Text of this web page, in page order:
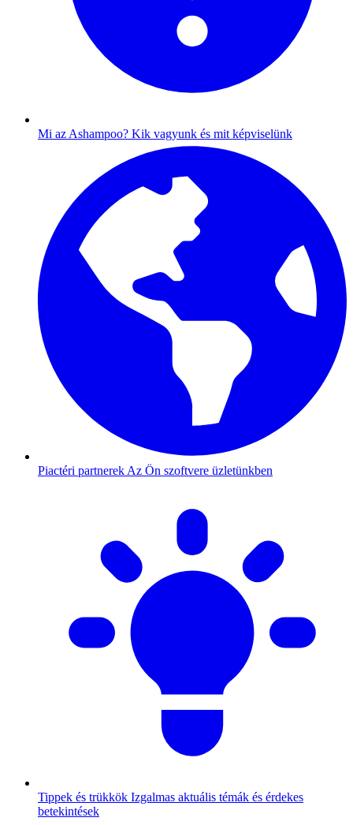
Mi az Ashampoo? Kik vagyunk és mit képviselünk
Piactéri partnerek Az Ön szoftvere üzletünkben
Tippek és trükkök Izgalmas aktuális témák és érdekes
betekintések